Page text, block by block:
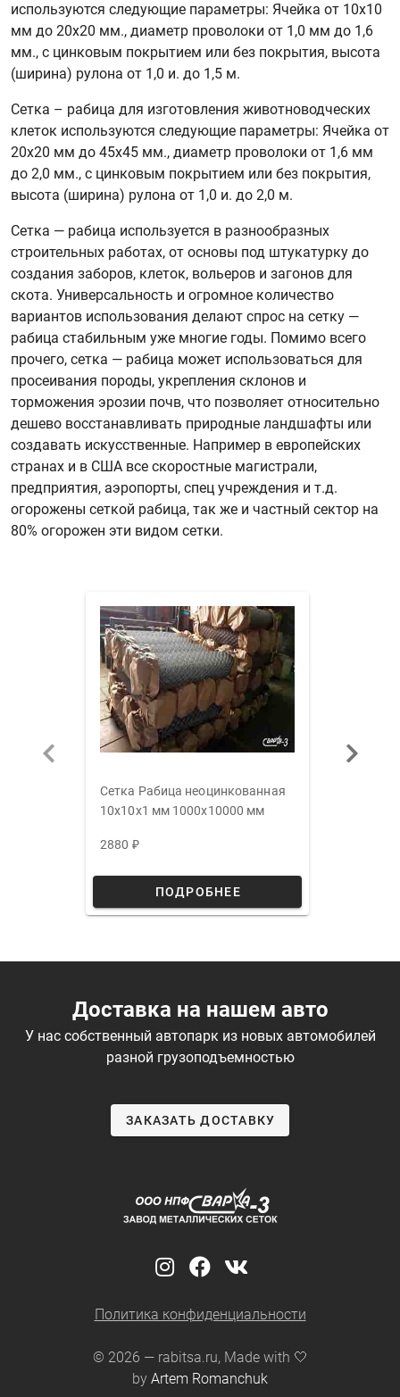
используются следующие параметры: Ячейка от 10х10
мм до 20х20 мм., диаметр проволоки от 1,0 мм до 1,6
мм., с цинковым покрытием или без покрытия, высота
(ширина) рулона от 1,0 и. до 1,5 м.
Сетка – рабица для изготовления животноводческих
клеток используются следующие параметры: Ячейка от
20х20 мм до 45х45 мм., диаметр проволоки от 1,6 мм
до 2,0 мм., с цинковым покрытием или без покрытия,
высота (ширина) рулона от 1,0 и. до 2,0 м.
Сетка — рабица используется в разнообразных
строительных работах, от основы под штукатурку до
создания заборов, клеток, вольеров и загонов для
скота. Универсальность и огромное количество
вариантов использования делают спрос на сетку —
рабица стабильным уже многие годы. Помимо всего
прочего, сетка — рабица может использоваться для
просеивания породы, укрепления склонов и
торможения эрозии почв, что позволяет относительно
дешево восстанавливать природные ландшафты или
создавать искусственные. Например в европейских
странах и в США все скоростные магистрали,
предприятия, аэропорты, спец учреждения и т.д.
огорожены сеткой рабица, так же и частный сектор на
80% огорожен эти видом сетки.
Сетка Рабица неоцинкованная
10x10x1 мм 1000x10000 мм
2880 ₽
ПОДРОБНЕЕ
Доставка на нашем авто
У нас собственный автопарк из новых автомобилей
разной грузоподъемностью
ЗАКАЗАТЬ ДОСТАВКУ
Политика конфиденциальности
© 2026 — rabitsa.ru, Made with 🤍
by Artem Romanchuk